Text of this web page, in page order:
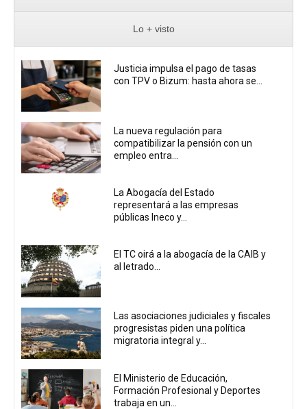
Lo + visto
Justicia impulsa el pago de tasas
con TPV o Bizum: hasta ahora se...
La nueva regulación para
compatibilizar la pensión con un
empleo entra...
La Abogacía del Estado
representará a las empresas
públicas Ineco y...
El TC oirá a la abogacía de la CAIB y
al letrado...
Las asociaciones judiciales y fiscales
progresistas piden una política
migratoria integral y...
El Ministerio de Educación,
Formación Profesional y Deportes
trabaja en un...